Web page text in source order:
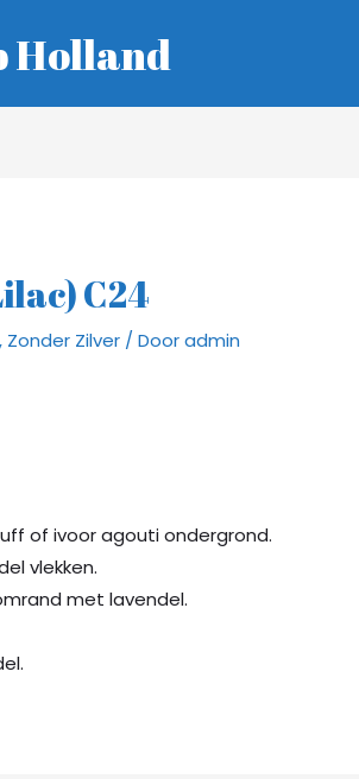
Holland
C24
, Zonder Zilver / Dooradmin
of ivoor agouti ondergrond.
vlekken.
met lavendel.